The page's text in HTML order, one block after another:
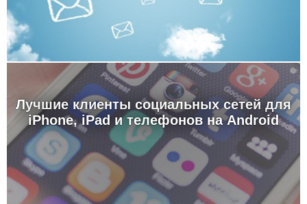
Лучшие клиенты социальных сетей для
iPhone, iPad и телефонов на Android